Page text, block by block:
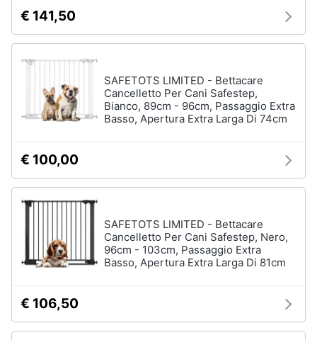
€ 141,50
SAFETOTS LIMITED - Bettacare
Cancelletto Per Cani Safestep,
Bianco, 89cm - 96cm, Passaggio Extra
Basso, Apertura Extra Larga Di 74cm
€ 100,00
SAFETOTS LIMITED - Bettacare
Cancelletto Per Cani Safestep, Nero,
96cm - 103cm, Passaggio Extra
Basso, Apertura Extra Larga Di 81cm
€ 106,50